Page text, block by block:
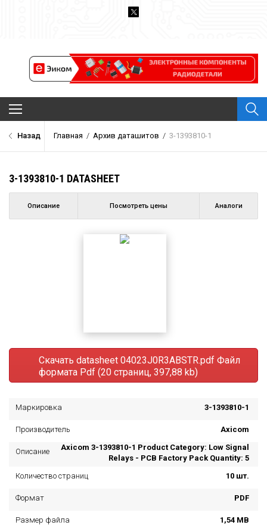
Производители
Назад Главная / Архив даташитов / 3-1393810-1
3-1393810-1 DATASHEET
Описание Посмотреть цены Аналоги
Скачать datasheet 04023J0R3ABSTR.pdf Файл
формата Pdf (20 страниц, 397,88 kb)
Маркировка 3-1393810-1
Производитель Axicom
Описание
Axicom 3-1393810-1 Product Category: Low Signal
Relays - PCB Factory Pack Quantity: 5
Количество страниц
10 шт.
Формат PDF
Размер файла 1,54 MB